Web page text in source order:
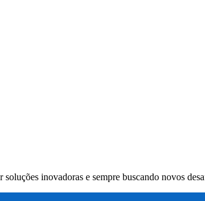
inovadoras e sempre buscando novos